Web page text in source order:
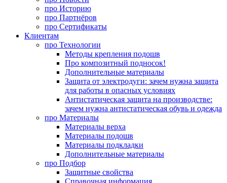
про Историю
про Партнёров
про Сертификаты
Клиентам
про Технологии
Методы крепления подошв
Про композитный подносок!
Дополнительные материалы
Защита от электродуги: зачем нужна защита
для работы в опасных условиях
Антистатическая защита на производстве:
зачем нужна антистатическая обувь и одежда
про Материалы
Материалы верха
Материалы подошв
Материалы подкладки
Дополнительные материалы
про Подбор
Защитные свойства
Справочная информация